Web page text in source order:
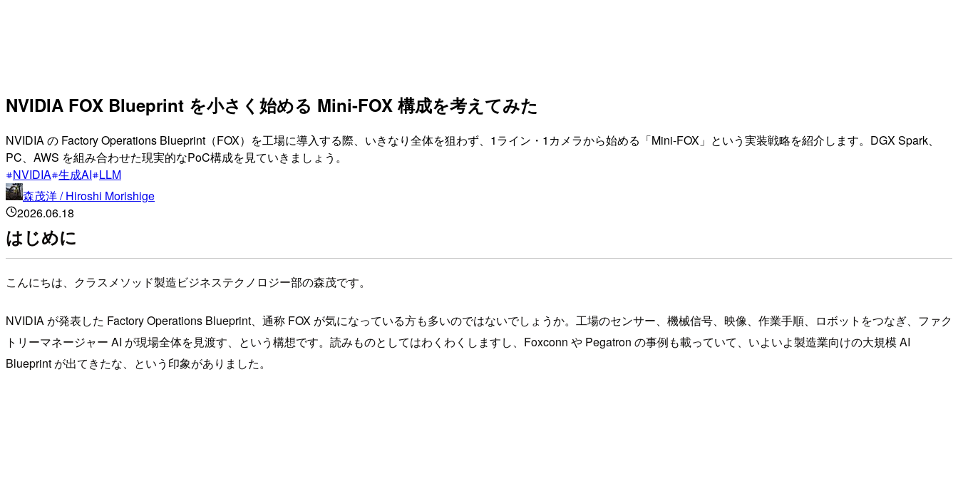
NVIDIA FOX Blueprint を小さく始める Mini-FOX 構成を考えてみた
NVIDIA の Factory Operations Blueprint（FOX）を工場に導入する際、いきなり全体を狙わず、1ライン・1カメラから始める「Mini-FOX」という実装戦略を紹介します。DGX Spark、
PC、AWS を組み合わせた現実的なPoC構成を見ていきましょう。
NVIDIA 生成AI LLM
森茂洋 / Hiroshi Morishige
2026.06.18
はじめに
こんにちは、クラスメソッド製造ビジネステクノロジー部の森茂です。
NVIDIA が発表した Factory Operations Blueprint、通称 FOX が気になっている方も多いのではないでしょうか。工場のセンサー、機械信号、映像、作業手順、ロボットをつなぎ、ファク
トリーマネージャー AI が現場全体を見渡す、という構想です。読みものとしてはわくわくしますし、Foxconn や Pegatron の事例も載っていて、いよいよ製造業向けの大規模 AI
Blueprint が出てきたな、という印象がありました。